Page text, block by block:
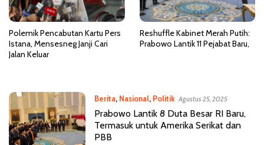
Polemik Pencabutan Kartu Pers
Istana, Mensesneg Janji Cari
Jalan Keluar
Reshuffle Kabinet Merah Putih:
Prabowo Lantik 11 Pejabat Baru,
Berita, Nasional, Politik Agustus 25, 2025
Prabowo Lantik 8 Duta Besar RI Baru,
Termasuk untuk Amerika Serikat dan
PBB